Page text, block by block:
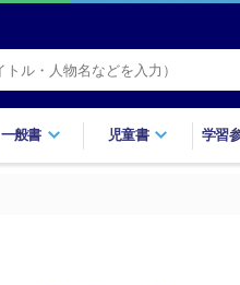
一般書 児童書 学習